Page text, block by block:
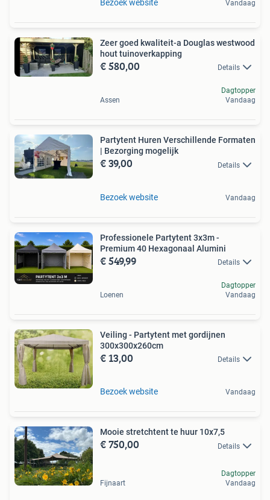
Bezoek website Vandaag
Zeer goed kwaliteit-a Douglas westwood
hout tuinoverkapping
€ 580,00 Details
Assen
Dagtopper
Vandaag
Partytent Huren Verschillende Formaten
| Bezorging mogelijk
€ 39,00 Details
Bezoek website Vandaag
Professionele Partytent 3x3m -
Premium 40 Hexagonaal Alumini
€ 549,99 Details
Loenen
Dagtopper
Vandaag
Veiling - Partytent met gordijnen
300x300x260cm
€ 13,00 Details
Bezoek website Vandaag
Mooie stretchtent te huur 10x7,5
€ 750,00 Details
Fijnaart
Dagtopper
Vandaag